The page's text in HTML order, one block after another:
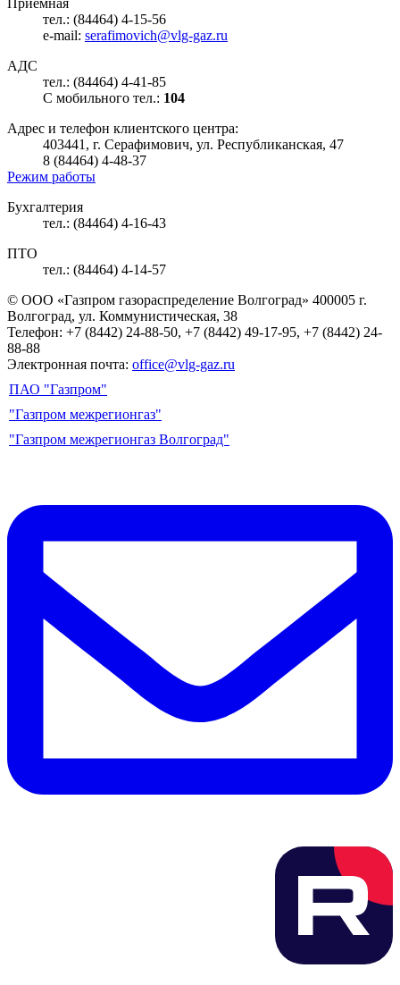
тел.: (84464) 4-15-56
e-mail: serafimovich@vlg-gaz.ru
АДС
тел.: (84464) 4-41-85
С мобильного тел.: 104
Адрес и телефон клиентского центра:
403441, г. Серафимович, ул. Республиканская, 47
8 (84464) 4-48-37
Режим работы
Бухгалтерия
тел.: (84464) 4-16-43
ПТО
тел.: (84464) 4-14-57
© ООО «Газпром газораспределение Волгоград» 400005 г.
Волгоград, ул. Коммунистическая, 38
Телефон: +7 (8442) 24-88-50, +7 (8442) 49-17-95, +7 (8442) 24-
88-88
Электронная почта: office@vlg-gaz.ru
ПАО "Газпром"
"Газпром межрегионгаз"
"Газпром межрегионгаз Волгоград"